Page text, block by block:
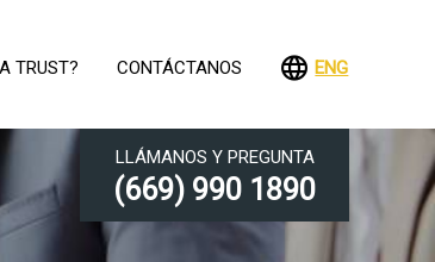
LLÁMANOS Y PREGUNTA
(669) 990 1890
TRUST? CONTÁCTANOS ENG